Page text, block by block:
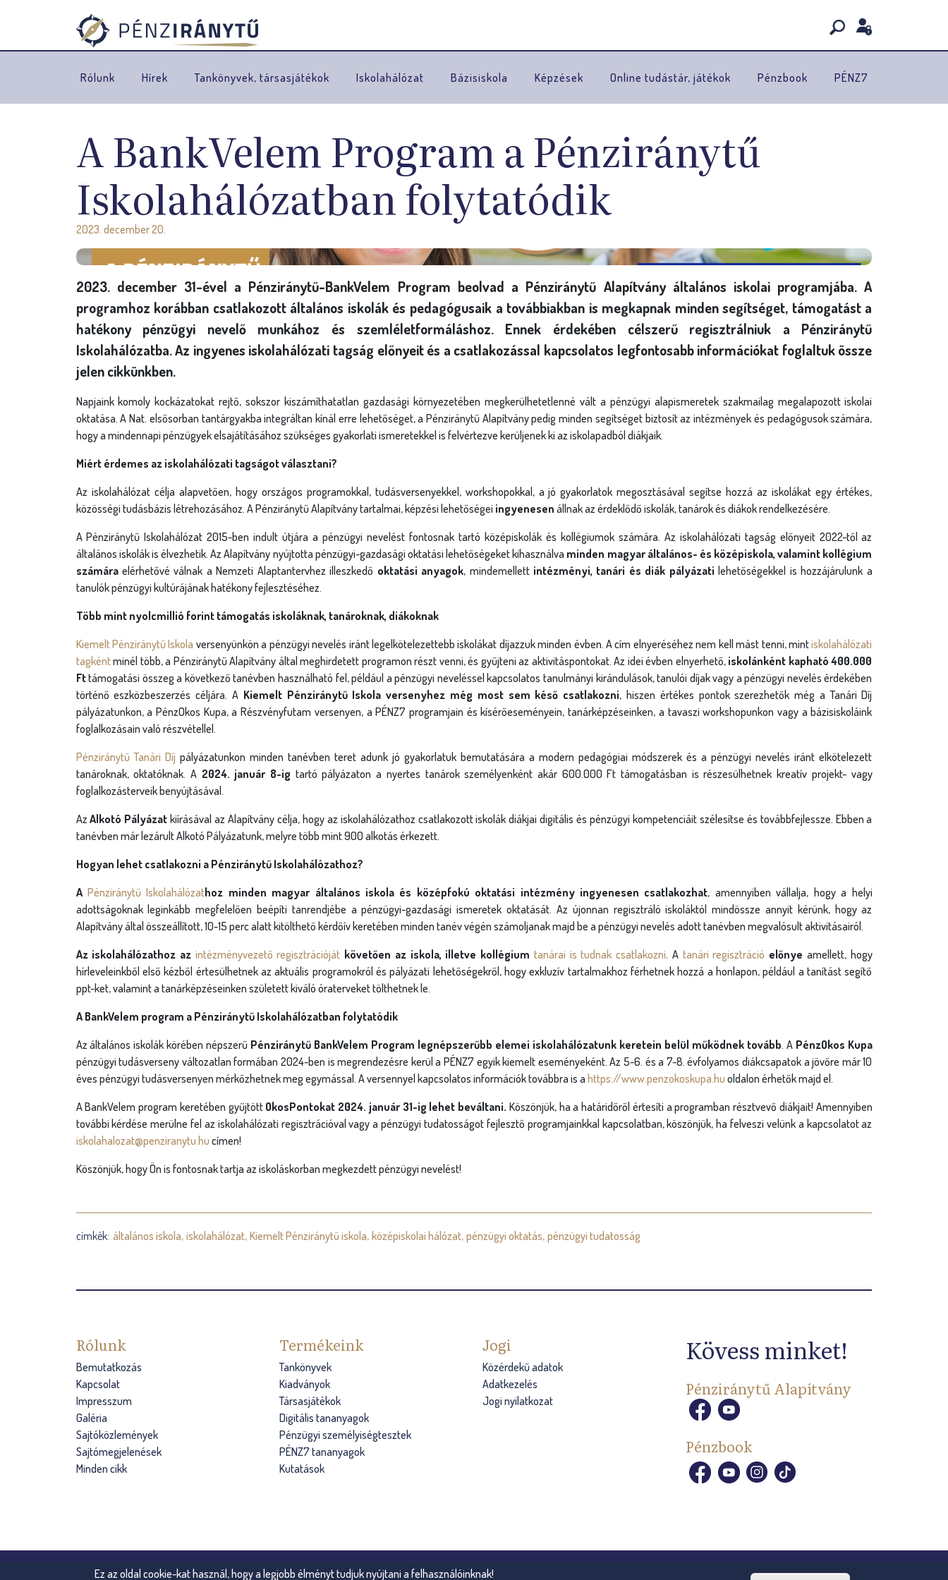
Rólunk Hírek Tankönyvek, társasjátékok Iskolahálózat Bázisiskola Képzések Online tudástár, játékok Pénzbook PÉNZ7
A BankVelem Program a Pénziránytű
Iskolahálózatban folytatódik
2023. december 20.
2023. december 31-ével a Pénziránytű-BankVelem Program beolvad a Pénziránytű Alapítvány általános iskolai programjába. A
programhoz korábban csatlakozott általános iskolák és pedagógusaik a továbbiakban is megkapnak minden segítséget, támogatást a
hatékony pénzügyi nevelő munkához és szemléletformáláshoz. Ennek érdekében célszerű regisztrálniuk a Pénziránytű
Iskolahálózatba. Az ingyenes iskolahálózati tagság előnyeit és a csatlakozással kapcsolatos legfontosabb információkat foglaltuk össze
jelen cikkünkben.
Napjaink komoly kockázatokat rejtő, sokszor kiszámíthatatlan gazdasági környezetében megkerülhetetlenné vált a pénzügyi alapismeretek szakmailag megalapozott iskolai
oktatása. A Nat. elsősorban tantárgyakba integráltan kínál erre lehetőséget, a Pénziránytű Alapítvány pedig minden segítséget biztosít az intézmények és pedagógusok számára,
hogy a mindennapi pénzügyek elsajátításához szükséges gyakorlati ismeretekkel is felvértezve kerüljenek ki az iskolapadból diákjaik.
Miért érdemes az iskolahálózati tagságot választani?
Az iskolahálózat célja alapvetően, hogy országos programokkal, tudásversenyekkel, workshopokkal, a jó gyakorlatok megosztásával segítse hozzá az iskolákat egy értékes,
közösségi tudásbázis létrehozásához. A Pénziránytű Alapítvány tartalmai, képzési lehetőségei ingyenesen állnak az érdeklődő iskolák, tanárok és diákok rendelkezésére.
A Pénziránytű Iskolahálózat 2015-ben indult útjára a pénzügyi nevelést fontosnak tartó középiskolák és kollégiumok számára. Az iskolahálózati tagság előnyeit 2022-től az
általános iskolák is élvezhetik. Az Alapítvány nyújtotta pénzügyi-gazdasági oktatási lehetőségeket kihasználva minden magyar általános- és középiskola, valamint kollégium
számáraelérhetővé válnak a Nemzeti Alaptantervhez illeszkedő oktatási anyagok, mindemellett intézményi, tanári és diák pályázati lehetőségekkel is hozzájárulunk a
tanulók pénzügyi kultúrájának hatékony fejlesztéséhez.
Több mint nyolcmillió forint támogatás iskoláknak, tanároknak, diákoknak
Kiemelt Pénziránytű Iskola versenyünkön a pénzügyi nevelés iránt legelkötelezettebb iskolákat díjazzuk minden évben. A cím elnyeréséhez nem kell mást tenni, mintiskolahálózati
tagkéntminél több, a Pénziránytű Alapítvány által meghirdetett programon részt venni, és gyűjteni az aktivitáspontokat. Az idei évben elnyerhető, iskolánként kapható 400.000
Fttámogatási összeg a következő tanévben használható fel, például a pénzügyi neveléssel kapcsolatos tanulmányi kirándulások, tanulói díjak vagy a pénzügyi nevelés érdekében
történő eszközbeszerzés céljára. A Kiemelt Pénziránytű Iskola versenyhez még most sem késő csatlakozni, hiszen értékes pontok szerezhetők még a Tanári Díj
pályázatunkon, a PénzOkos Kupa, a Részvényfutam versenyen, a PÉNZ7 programjain és kísérőeseményein, tanárképzéseinken, a tavaszi workshopunkon vagy a bázisiskoláink
foglalkozásain való részvétellel.
Pénziránytű Tanári Díj pályázatunkon minden tanévben teret adunk jó gyakorlatuk bemutatására a modern pedagógiai módszerek és a pénzügyi nevelés iránt elkötelezett
tanároknak, oktatóknak. A 2024. január 8-ig tartó pályázaton a nyertes tanárok személyenként akár 600.000 Ft támogatásban is részesülhetnek kreatív projekt- vagy
foglalkozásterveik benyújtásával.
AzAlkotó Pályázat kiírásával az Alapítvány célja, hogy az iskolahálózathoz csatlakozott iskolák diákjai digitális és pénzügyi kompetenciáit szélesítse és továbbfejlessze. Ebben a
tanévben már lezárult Alkotó Pályázatunk, melyre több mint 900 alkotás érkezett.
Hogyan lehet csatlakozni a Pénziránytű Iskolahálózathoz?
A Pénziránytű Iskolahálózathoz minden magyar általános iskola és középfokú oktatási intézmény ingyenesen csatlakozhat, amennyiben vállalja, hogy a helyi
adottságoknak leginkább megfelelően beépíti tanrendjébe a pénzügyi-gazdasági ismeretek oktatását. Az újonnan regisztráló iskoláktól mindössze annyit kérünk, hogy az
Alapítvány által összeállított, 10-15 perc alatt kitölthető kérdőív keretében minden tanév végén számoljanak majd be a pénzügyi nevelés adott tanévben megvalósult aktivitásairól.
Az iskolahálózathoz az intézményvezető regisztrációját követően az iskola, illetve kollégium tanárai is tudnak csatlakozni. A tanári regisztráció előnye amellett, hogy
hírleveleinkből első kézből értesülhetnek az aktuális programokról és pályázati lehetőségekről, hogy exkluzív tartalmakhoz férhetnek hozzá a honlapon, például a tanítást segítő
ppt-ket, valamint a tanárképzéseinken született kiváló óraterveket tölthetnek le.
A BankVelem program a Pénziránytű Iskolahálózatban folytatódik
Az általános iskolák körében népszerű Pénziránytű BankVelem Program legnépszerűbb elemei iskolahálózatunk keretein belül működnek tovább. A PénzOkos Kupa
pénzügyi tudásverseny változatlan formában 2024-ben is megrendezésre kerül a PÉNZ7 egyik kiemelt eseményeként. Az 5-6. és a 7-8. évfolyamos diákcsapatok a jövőre már 10
éves pénzügyi tudásversenyen mérkőzhetnek meg egymással. A versennyel kapcsolatos információk továbbra is a https://www.penzokoskupa.hu oldalon érhetők majd el.
A BankVelem program keretében gyűjtött OkosPontokat 2024. január 31-ig lehet beváltani. Köszönjük, ha a határidőről értesíti a programban résztvevő diákjait! Amennyiben
további kérdése merülne fel az iskolahálózati regisztrációval vagy a pénzügyi tudatosságot fejlesztő programjainkkal kapcsolatban, köszönjük, ha felveszi velünk a kapcsolatot az
iskolahalozat@penziranytu.hu címen!
Köszönjük, hogy Ön is fontosnak tartja az iskoláskorban megkezdett pénzügyi nevelést!
címkék: általános iskola iskolahálózat Kiemelt Pénziránytű iskola középiskolai hálózat pénzügyi oktatás pénzügyi tudatosság
Rólunk
Bemutatkozás
Kapcsolat
Impresszum
Galéria
Sajtóközlemények
Sajtómegjelenések
Minden cikk
Termékeink
Tankönyvek
Kiadványok
Társasjátékok
Digitális tananyagok
Pénzügyi személyiségtesztek
PÉNZ7 tananyagok
Kutatások
Jogi
Közérdekű adatok
Adatkezelés
Jogi nyilatkozat
Kövess minket!
Pénziránytű Alapítvány
Pénzbook
Ez az oldal cookie-kat használ, hogy a legjobb élményt tudjuk nyújtani a felhasználóinknak!